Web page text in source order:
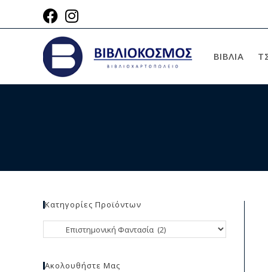
ΒΙΒΛΙΑ
Κατηγορίες Προϊόντων
Ακολουθήστε Μας